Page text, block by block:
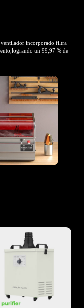
incorporado filtra
un 99,97 % de